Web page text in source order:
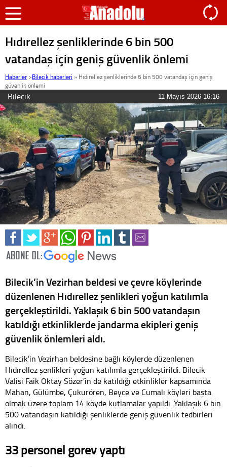
Hıdırellez şenliklerinde 6 bin 500
vatandaş için geniş güvenlik önlemi
Haberler >Bilecik haberleri » Hıdırellez şenliklerinde 6 bin 500 vatandaş için geniş
güvenlik önlemi
Bilecik 11 Mayıs 2026 16:16
Bilecik’in Vezirhan beldesi ve çevre köylerinde
düzenlenen Hıdırellez şenlikleri yoğun katılımla
gerçekleştirildi. Yaklaşık 6 bin 500 vatandaşın
katıldığı etkinliklerde jandarma ekipleri geniş
güvenlik önlemleri aldı.
Bilecik’in Vezirhan beldesine bağlı köylerde düzenlenen
Hıdırellez şenlikleri yoğun katılımla gerçekleştirildi. Bilecik
Valisi Faik Oktay Sözer’in de katıldığı etkinlikler kapsamında
Mahan, Gülümbe, Çukurören, Beyce ve Cumalı köyleri başta
olmak üzere toplam 14 köyde kutlamalar yapıldı. Yaklaşık 6 bin
500 vatandaşın katıldığı şenliklerde geniş güvenlik tedbirleri
alındı.
33 personel görev yaptı